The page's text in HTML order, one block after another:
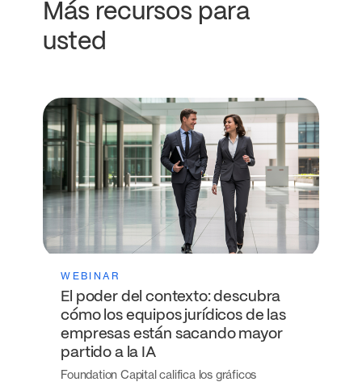
Más recursos para
usted
WEBINAR
El poder del contexto: descubra
cómo los equipos jurídicos de las
empresas están sacando mayor
partido a la IA
Foundation Capital califica los gráficos